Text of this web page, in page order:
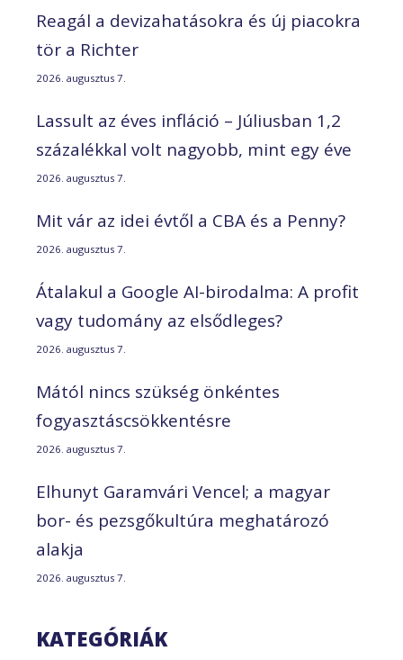
Reagál a devizahatásokra és új piacokra
tör a Richter
2026. augusztus 7.
Lassult az éves infláció – Júliusban 1,2
százalékkal volt nagyobb, mint egy éve
2026. augusztus 7.
Mit vár az idei évtől a CBA és a Penny?
2026. augusztus 7.
Átalakul a Google AI-birodalma: A profit
vagy tudomány az elsődleges?
2026. augusztus 7.
Mától nincs szükség önkéntes
fogyasztáscsökkentésre
2026. augusztus 7.
Elhunyt Garamvári Vencel; a magyar
bor- és pezsgőkultúra meghatározó
alakja
2026. augusztus 7.
KATEGÓRIÁK